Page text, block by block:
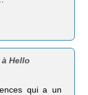
Hello
qui a un